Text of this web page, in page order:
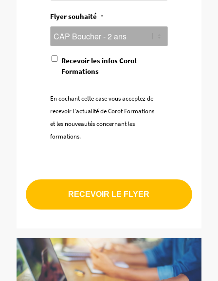
Flyer souhaité *
En
cochant
vous
de
recevoir
l'actualité
les
concernant
Recevoir les infos Corot
Formations
En cochant cette case vous acceptez de
recevoir l'actualité de Corot Formations
et les nouveautés concernant les
formations.